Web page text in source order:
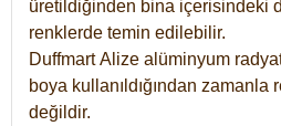
üretildiğinden bina içerisindeki
renklerde temin edilebilir.
DuffmartAlize alüminyum
boya kullanıldığından zamanla
değildir.